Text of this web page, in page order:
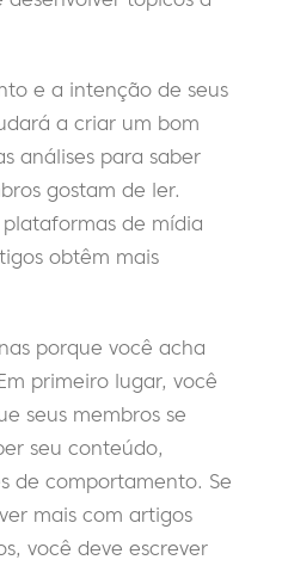
e a intenção de seus
a criar um bom
análises para saber
gostam de ler.
de mídia
obtêm mais
porque você acha
primeiro lugar, você
seus membros se
seu conteúdo,
de comportamento. Se
mais com artigos
você deve escrever